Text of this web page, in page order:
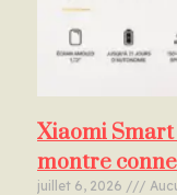
Xiaomi Smart
montre
juillet 6, 2026